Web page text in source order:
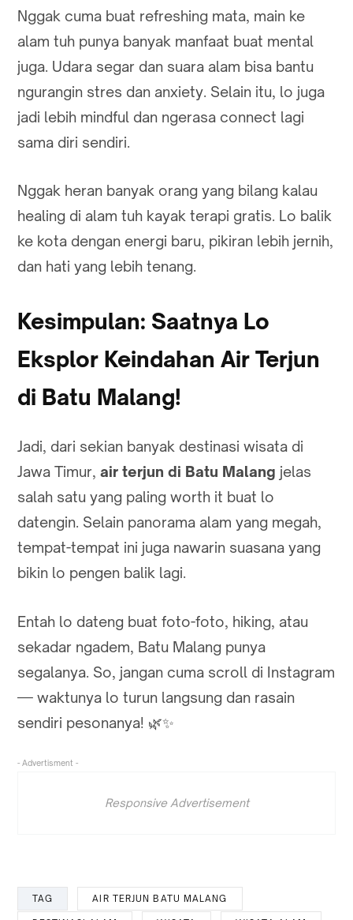
Nggak cuma buat refreshing mata, main ke
alam tuh punya banyak manfaat buat mental
juga. Udara segar dan suara alam bisa bantu
ngurangin stres dan anxiety. Selain itu, lo juga
jadi lebih mindful dan ngerasa connect lagi
sama diri sendiri.
Nggak heran banyak orang yang bilang kalau
healing di alam tuh kayak terapi gratis. Lo balik
ke kota dengan energi baru, pikiran lebih jernih,
dan hati yang lebih tenang.
Kesimpulan: Saatnya Lo
Eksplor Keindahan Air Terjun
di Batu Malang!
Jadi, dari sekian banyak destinasi wisata di
Jawa Timur, air terjun di Batu Malang jelas
salah satu yang paling worth it buat lo
datengin. Selain panorama alam yang megah,
tempat-tempat ini juga nawarin suasana yang
bikin lo pengen balik lagi.
Entah lo dateng buat foto-foto, hiking, atau
sekadar ngadem, Batu Malang punya
segalanya. So, jangan cuma scroll di Instagram
— waktunya lo turun langsung dan rasain
sendiri pesonanya! 🌿✨
- Advertisment -
Responsive Advertisement
TAG AIR TERJUN BATU MALANG